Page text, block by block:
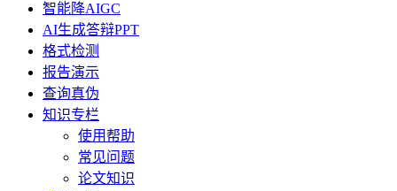
智能降AIGC
AI生成答辩PPT
格式检测
报告演示
查询真伪
知识专栏
使用帮助
常见问题
论文知识